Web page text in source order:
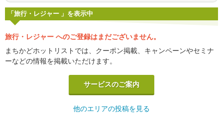
「旅行・レジャー 」を表示中
旅行・レジャー へのご登録はまだございません。
まちかどホットリストでは、クーポン掲載、キャンペーンやセミナ
ーなどの情報を掲載いただけます。
サービスのご案内
他のエリアの投稿を見る